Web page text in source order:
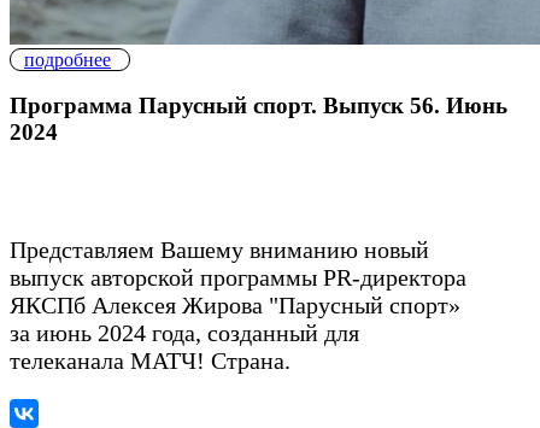
подробнее
Программа Парусный спорт. Выпуск 56. Июнь
2024
Представляем Вашему вниманию новый
выпуск авторской программы PR-директора
ЯКСПб Алексея Жирова "Парусный спорт»
за июнь 2024 года, созданный для
телеканала МАТЧ! Страна.